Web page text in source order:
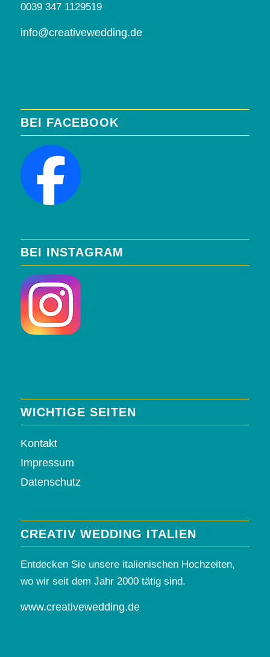
0039 347 1129519
info@creativewedding.de
BEI FACEBOOK
BEI INSTAGRAM
WICHTIGE SEITEN
Kontakt
Impressum
Datenschutz
CREATIV WEDDING ITALIEN
Entdecken Sie unsere italienischen Hochzeiten,
wo wir seit dem Jahr 2000 tätig sind.
www.creativewedding.de